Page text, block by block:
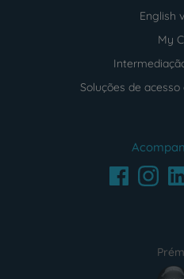
English
My
Soluções de
FacebookInstagram